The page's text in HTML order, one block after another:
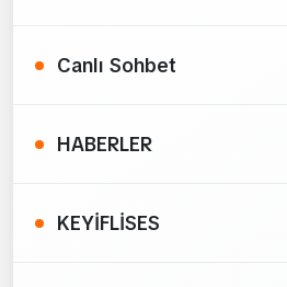
Canlı Sohbet
HABERLER
KEYİFLİSES